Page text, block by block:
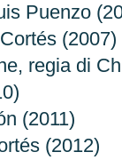
Puenzo
(2007)
regia di
(2011)
(2012)